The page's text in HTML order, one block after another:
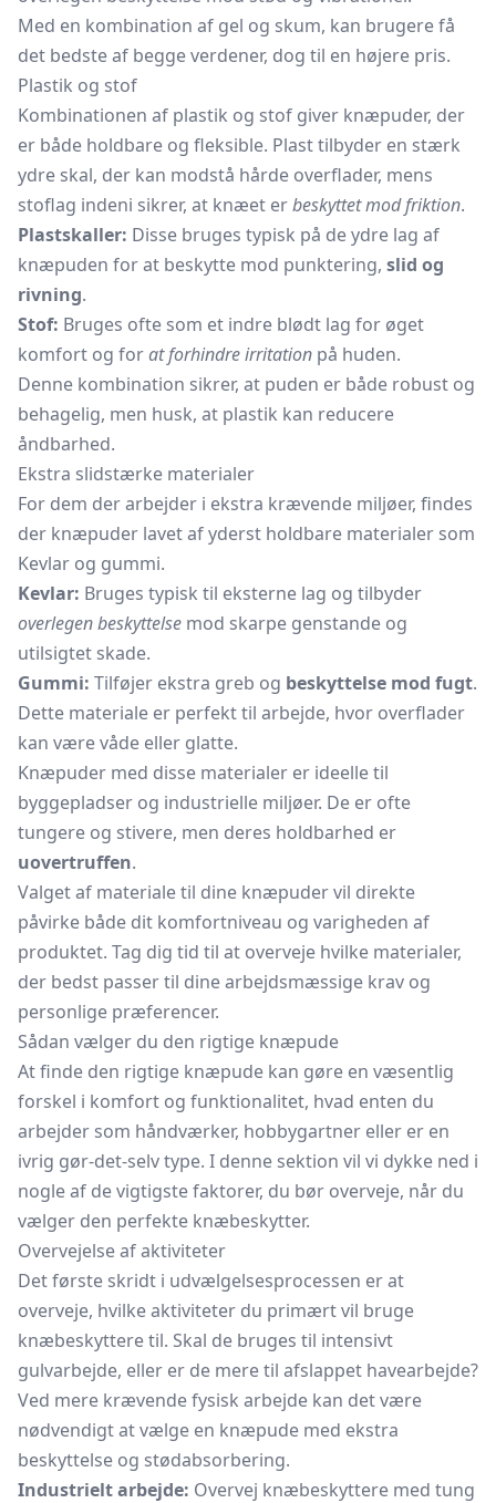
Med en kombination af gel og skum, kan brugere få
det bedste af begge verdener, dog til en højere pris.
Plastik og stof
Kombinationen af plastik og stof giver knæpuder, der
er både holdbare og fleksible. Plast tilbyder en stærk
ydre skal, der kan modstå hårde overflader, mens
stoflag indeni sikrer, at knæet erbeskyttet mod friktion.
Plastskaller: Disse bruges typisk på de ydre lag af
knæpuden for at beskytte mod punktering, slid og
rivning.
Stof: Bruges ofte som et indre blødt lag for øget
komfort og forat forhindre irritation på huden.
Denne kombination sikrer, at puden er både robust og
behagelig, men husk, at plastik kan reducere
åndbarhed.
Ekstra slidstærke materialer
For dem der arbejder i ekstra krævende miljøer, findes
der knæpuder lavet af yderst holdbare materialer som
Kevlar og gummi.
Kevlar: Bruges typisk til eksterne lag og tilbyder
overlegen beskyttelse mod skarpe genstande og
utilsigtet skade.
Gummi: Tilføjer ekstra greb og beskyttelse mod fugt.
Dette materiale er perfekt til arbejde, hvor overflader
kan være våde eller glatte.
Knæpuder med disse materialer er ideelle til
byggepladser og industrielle miljøer. De er ofte
tungere og stivere, men deres holdbarhed er
uovertruffen.
Valget af materiale til dine knæpuder vil direkte
påvirke både dit komfortniveau og varigheden af
produktet. Tag dig tid til at overveje hvilke materialer,
der bedst passer til dine arbejdsmæssige krav og
personlige præferencer.
Sådan vælger du den rigtige knæpude
At finde den rigtige knæpude kan gøre en væsentlig
forskel i komfort og funktionalitet, hvad enten du
arbejder som håndværker, hobbygartner eller er en
ivrig gør-det-selv type. I denne sektion vil vi dykke ned i
nogle af de vigtigste faktorer, du bør overveje, når du
vælger den perfekte knæbeskytter.
Overvejelse af aktiviteter
Det første skridt i udvælgelsesprocessen er at
overveje, hvilke aktiviteter du primært vil bruge
knæbeskyttere til. Skal de bruges til intensivt
gulvarbejde, eller er de mere til afslappet havearbejde?
Ved mere krævende fysisk arbejde kan det være
nødvendigt at vælge en knæpude med ekstra
beskyttelse og stødabsorbering.
Industrielt arbejde: Overvej knæbeskyttere med tung